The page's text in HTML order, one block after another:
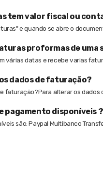
tem valor fiscal ou
e quando se abre o
proformas de uma
várias datas e recebe varias
dados de faturação?
faturação?Para alterar os dados
pagamento disponíveis ?
são: Paypal Multibanco